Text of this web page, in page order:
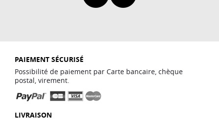
PAIEMENT SÉCURISÉ
Possibilité de paiement par Carte bancaire, chèque
postal, virement.
LIVRAISON